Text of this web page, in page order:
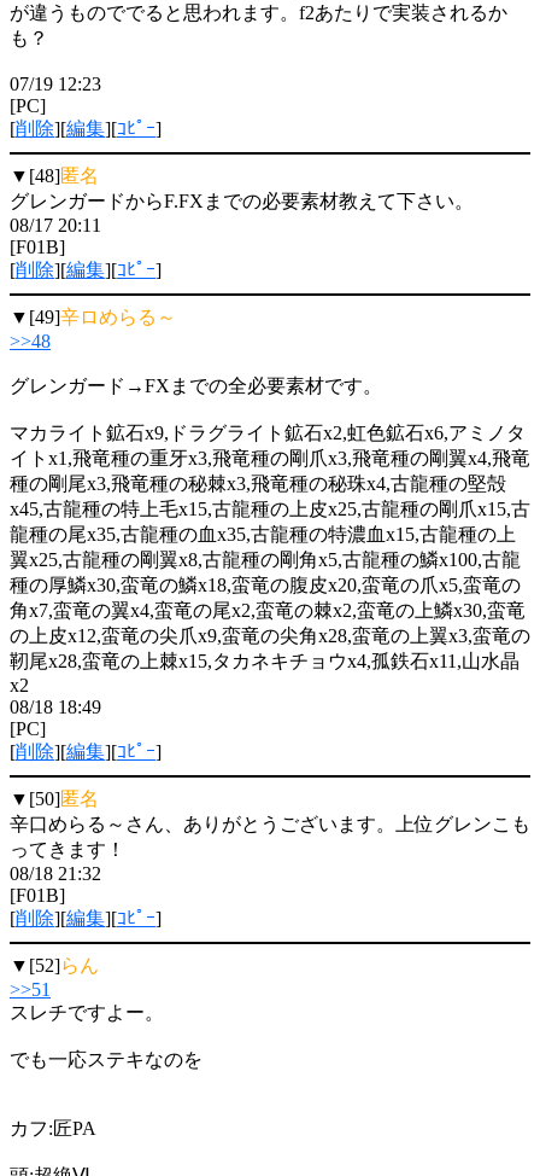
が違うものででると思われます。f2あたりで実装されるか
も？
07/19 12:23
[PC]
[削除][編集][ｺﾋﾟｰ]
▼[48]匿名
グレンガードからF.FXまでの必要素材教えて下さい。
08/17 20:11
[F01B]
[削除][編集][ｺﾋﾟｰ]
▼[49]辛ロめらる～
>>48
グレンガード→FXまでの全必要素材です。
マカライト鉱石x9,ドラグライト鉱石x2,虹色鉱石x6,アミノタ
イトx1,飛竜種の重牙x3,飛竜種の剛爪x3,飛竜種の剛翼x4,飛竜
種の剛尾x3,飛竜種の秘棘x3,飛竜種の秘珠x4,古龍種の堅殻
x45,古龍種の特上毛x15,古龍種の上皮x25,古龍種の剛爪x15,古
龍種の尾x35,古龍種の血x35,古龍種の特濃血x15,古龍種の上
翼x25,古龍種の剛翼x8,古龍種の剛角x5,古龍種の鱗x100,古龍
種の厚鱗x30,蛮竜の鱗x18,蛮竜の腹皮x20,蛮竜の爪x5,蛮竜の
角x7,蛮竜の翼x4,蛮竜の尾x2,蛮竜の棘x2,蛮竜の上鱗x30,蛮竜
の上皮x12,蛮竜の尖爪x9,蛮竜の尖角x28,蛮竜の上翼x3,蛮竜の
靭尾x28,蛮竜の上棘x15,タカネキチョウx4,孤鉄石x11,山水晶
x2
08/18 18:49
[PC]
[削除][編集][ｺﾋﾟｰ]
▼[50]匿名
辛口めらる～さん、ありがとうございます。上位グレンこも
ってきます！
08/18 21:32
[F01B]
[削除][編集][ｺﾋﾟｰ]
▼[52]らん
>>51
スレチですよー。
でも一応ステキなのを
カフ:匠PA